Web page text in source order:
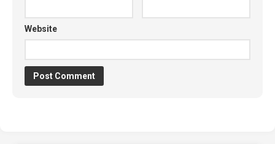
Website